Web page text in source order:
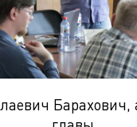
Барахович,